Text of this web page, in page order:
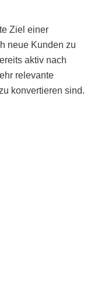
Ziel einer
neue Kunden zu
aktiv nach
relevante
konvertieren sind.